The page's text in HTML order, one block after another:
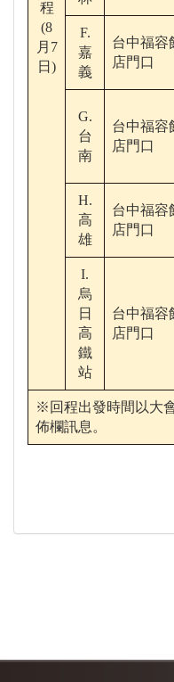
程
(8
月7
日)
F.
嘉
義
台中福容
店門口
G.
台
南
台中福容
店門口
H.
高
雄
台中福容
店門口
I.
烏
日
高
鐵
站
台中福容
店門口
※回程出發時間以大
佈欄訊息。